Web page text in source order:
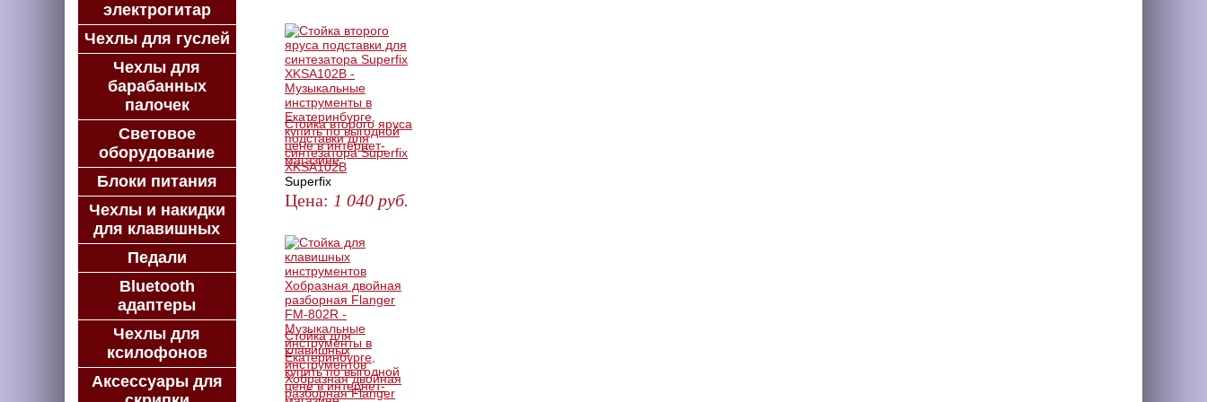
Стойка второго яруса
подставки для
синтезатора Superfix
XKSA102B
Superfix
Цена: 1 040 руб.
Стойка для
клавишных
инструментов
Хобразная двойная
разборная Flanger
электрогитар
Чехлы для гуслей
Чехлы для
барабанных
палочек
Световое
оборудование
Блоки питания
Чехлы и накидки
для клавишных
Педали
Bluetooth
адаптеры
Чехлы для
ксилофонов
Аксессуары для